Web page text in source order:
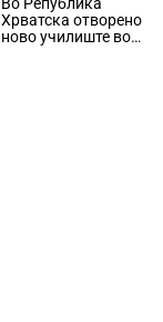
Во Република
Хрватска отворено
ново училиште во